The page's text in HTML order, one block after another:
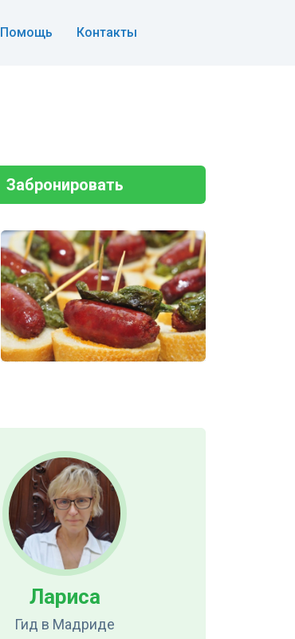
Помощь Контакты
Забронировать
Лариса
Гид в Мадриде